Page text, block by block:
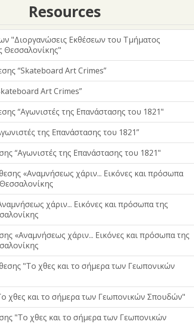
Resources
"Διοργανώσεις Eκθέσεων του Τμήματος
Θεσσαλονίκης"
“Skateboard Art Crimes”
Art Crimes”
“Αγωνιστές της Επανάστασης του 1821"
της Επανάστασης του 1821”
“Αγωνιστές της Επανάστασης του 1821"
«Αναμνήσεως χάριν... Εικόνες και πρόσωπα
χάριν... Εικόνες και πρόσωπα της
«Αναμνήσεως χάριν... Εικόνες και πρόσωπα της
"Το χθες και το σήμερα των Γεωπονικών
χθες και το σήμερα των Γεωπονικών Σπουδών"
"Το χθες και το σήμερα των Γεωπονικών